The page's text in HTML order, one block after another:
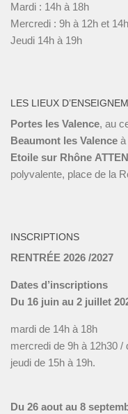
Mardi : 14h à 18h
Mercredi : 9h à 12h et
Jeudi 14h à 19h
LES LIEUX
Portes les Valence, au
Beaumont les Valence à
Etoile sur Rhône
polyvalente, place de la
INSCRIPTIONS
RENTRÉE 2026 /2027
Dates d’inscriptions
Du 16 juin au 2 juillet
mardi de 14h à 18h
mercredi de 9h à 12h30 /
jeudi de 15h à 19h.
Du 26 aout au 8